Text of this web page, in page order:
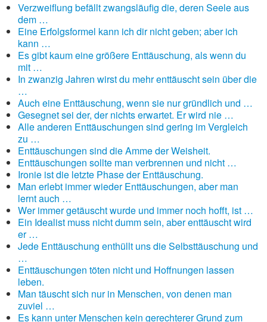
Verzweiflung befällt zwangsläufig die, deren Seele aus
dem …
Eine Erfolgsformel kann ich dir nicht geben; aber ich
kann …
Es gibt kaum eine größere Enttäuschung, als wenn du
mit …
In zwanzig Jahren wirst du mehr enttäuscht sein über die
…
Auch eine Enttäuschung, wenn sie nur gründlich und …
Gesegnet sei der, der nichts erwartet. Er wird nie …
Alle anderen Enttäuschungen sind gering im Vergleich
zu …
Enttäuschungen sind die Amme der Weisheit.
Enttäuschungen sollte man verbrennen und nicht …
Ironie ist die letzte Phase der Enttäuschung.
Man erlebt immer wieder Enttäuschungen, aber man
lernt auch …
Wer immer getäuscht wurde und immer noch hofft, ist …
Ein Idealist muss nicht dumm sein, aber enttäuscht wird
er …
Jede Enttäuschung enthüllt uns die Selbsttäuschung und
…
Enttäuschungen töten nicht und Hoffnungen lassen
leben.
Man täuscht sich nur in Menschen, von denen man
zuviel …
Es kann unter Menschen kein gerechterer Grund zum